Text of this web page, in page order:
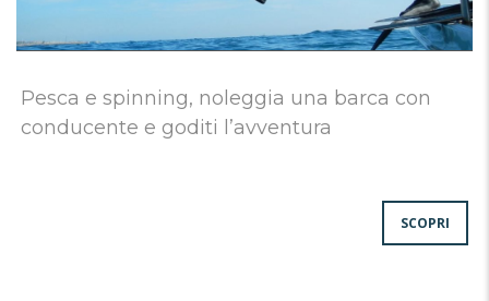
Pesca e spinning, noleggia una barca con
conducente e goditi l’avventura
SCOPRI